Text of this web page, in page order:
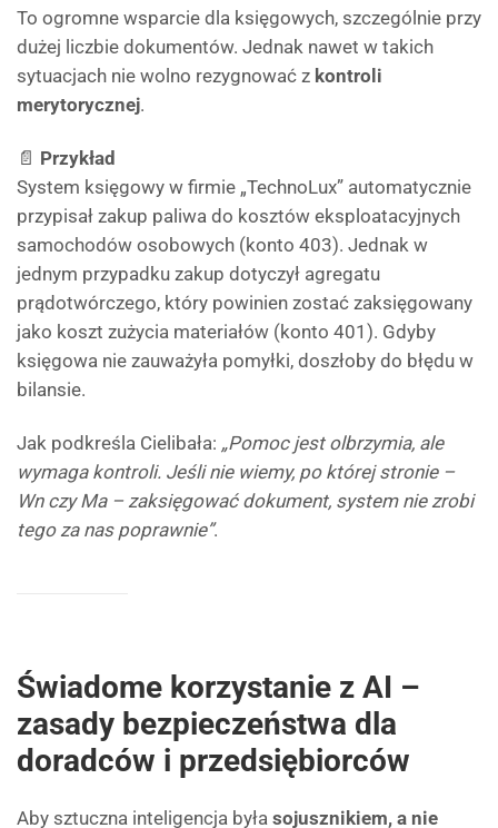
To ogromne wsparcie dla księgowych, szczególnie przy
dużej liczbie dokumentów. Jednak nawet w takich
sytuacjach nie wolno rezygnować z kontroli
merytorycznej.
📄 Przykład
System księgowy w firmie „TechnoLux” automatycznie
przypisał zakup paliwa do kosztów eksploatacyjnych
samochodów osobowych (konto 403). Jednak w
jednym przypadku zakup dotyczył agregatu
prądotwórczego, który powinien zostać zaksięgowany
jako koszt zużycia materiałów (konto 401). Gdyby
księgowa nie zauważyła pomyłki, doszłoby do błędu w
bilansie.
Jak podkreśla Cielibała: „Pomoc jest olbrzymia, ale
wymaga kontroli. Jeśli nie wiemy, po której stronie –
Wn czy Ma – zaksięgować dokument, system nie zrobi
tego za nas poprawnie”.
Świadome korzystanie z AI –
zasady bezpieczeństwa dla
doradców i przedsiębiorców
Aby sztuczna inteligencja była sojusznikiem, a nie